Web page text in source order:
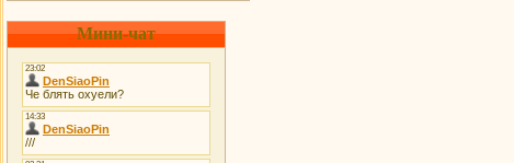
Мини-чат